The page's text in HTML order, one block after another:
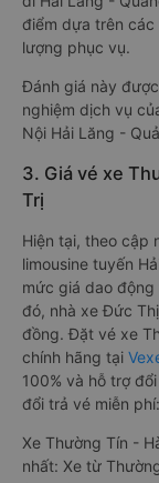
điểm dựa trên
lượng phục vụ.
Đánh giá này
nghiệm dịch vụ
Nội Hải Lăng -
3. Giá vé xe
Trị
Hiện tại, theo cập
limousine tuyến
mức giá dao
đó, nhà xe Đức
đồng. Đặt vé xe
chính hãng tại
100% và hỗ trợ
đổi trả vé miễn phí:
Xe Thường Tín -
nhất: Xe từ